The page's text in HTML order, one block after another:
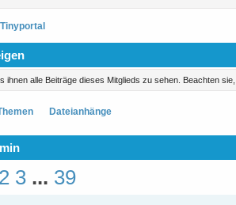
Tinyportal
ihnen alle Beiträge dieses Mitglieds zu sehen. Beachten
Dateianhänge
2 3 ... 39